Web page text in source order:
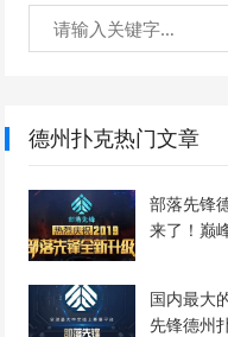
德州扑克热门文章
部落先锋
来了！巅
国内最大
先锋德州